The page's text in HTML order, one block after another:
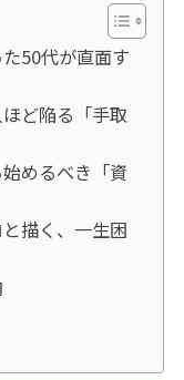
50代が直面す
ど陥る「手取
めるべき「資
描く、一生困